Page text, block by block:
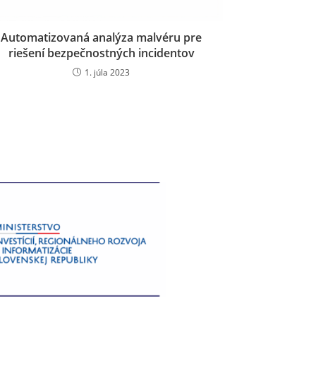
Automatizovaná analýza malvéru pre
riešení bezpečnostných incidentov
1. júla 2023